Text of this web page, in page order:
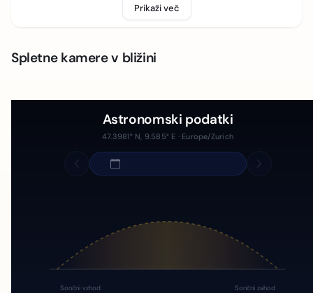
Prikaži več
Spletne kamere v bližini
Astronomski podatki
47.3981° N, 9.585° E · Europe/Zurich
Sončni vzhod Sončni zahod